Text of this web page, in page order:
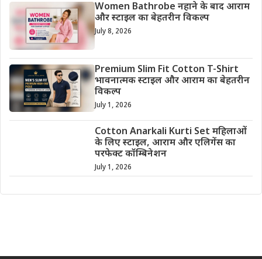
Women Bathrobe नहाने के बाद आराम
और स्टाइल का बेहतरीन विकल्प
July 8, 2026
Premium Slim Fit Cotton T-Shirt
भावनात्मक स्टाइल और आराम का बेहतरीन
विकल्प
July 1, 2026
Cotton Anarkali Kurti Set महिलाओं
के लिए स्टाइल, आराम और एलिगेंस का
परफेक्ट कॉम्बिनेशन
July 1, 2026